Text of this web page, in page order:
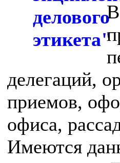
делегаций,
приемов,
офиса,
Имеются